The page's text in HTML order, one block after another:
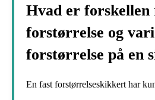
Hvad er forskellen
forstørrelse og
forstørrelse på en
En fast forstørrelseskikkert har